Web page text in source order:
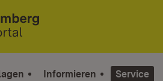
Informieren Service